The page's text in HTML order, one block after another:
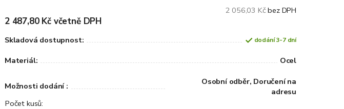
2 056,03 Kčbez DPH
2 487,80 Kč včetně DPH
Skladová dostupnost: dodání 3-7 dní
Materiál: Ocel
Možnosti dodání :
Osobní odběr, Doručení na
adresu